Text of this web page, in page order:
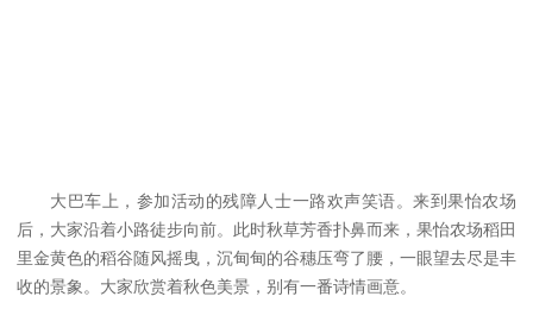
大巴车上，参加活动的残障人士一路欢声笑语。来到果怡农场
后，大家沿着小路徒步向前。此时秋草芳香扑鼻而来，果怡农场稻田
里金黄色的稻谷随风摇曳，沉甸甸的谷穗压弯了腰，一眼望去尽是丰
收的景象。大家欣赏着秋色美景，别有一番诗情画意。